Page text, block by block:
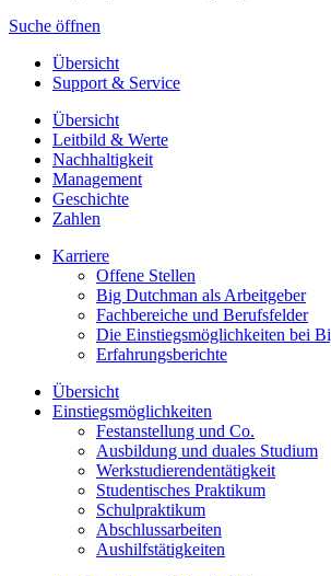
Suche öffnen
Übersicht
Support & Service
Übersicht
Leitbild & Werte
Nachhaltigkeit
Management
Geschichte
Zahlen
Karriere
Offene Stellen
Big Dutchman als Arbeitgeber
Fachbereiche und Berufsfelder
Die Einstiegsmöglichkeiten bei
Erfahrungsberichte
Übersicht
Einstiegsmöglichkeiten
Festanstellung und Co.
Ausbildung und duales Studium
Werkstudierendentätigkeit
Studentisches Praktikum
Schulpraktikum
Abschlussarbeiten
Aushilfstätigkeiten